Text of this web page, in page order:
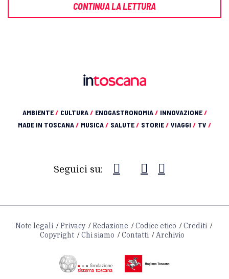
CONTINUA LA LETTURA
AMBIENTE/ CULTURA/ ENOGASTRONOMIA/ INNOVAZIONE/
MADE IN TOSCANA/ MUSICA/ SALUTE/ STORIE/ VIAGGI / TV /
Seguici su:
Note legali Privacy Redazione Codice etico
Crediti
Copyright
Chi siamo Contatti Archivio